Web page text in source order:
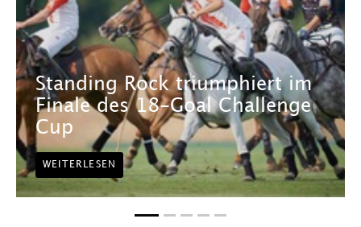
Standing Rock triumphiert im
Finale des 18-Goal Challenge
Cup
WEITERLESEN